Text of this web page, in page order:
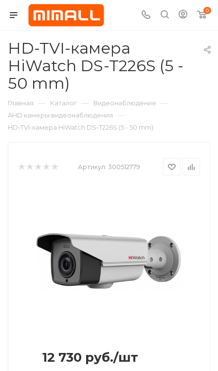
0
HD-TVI-камера
HiWatch DS-T226S (5 -
50 mm)
Главная — Каталог — Видеонаблюдение —
AHD камеры видеонаблюдения —
HD-TVI-камера HiWatch DS-T226S (5 - 50 mm)
Артикул: 300512779
12 730 руб./шт